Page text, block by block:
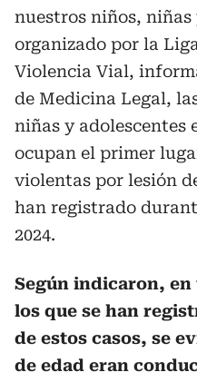
nuestros niños, niñas
organizado por la
Violencia Vial,
de Medicina Legal,
niñas y adolescentes
ocupan el primer
violentas por lesión
han registrado
2024.
Según indicaron, en
los que se han
de estos casos, se
de edad eran